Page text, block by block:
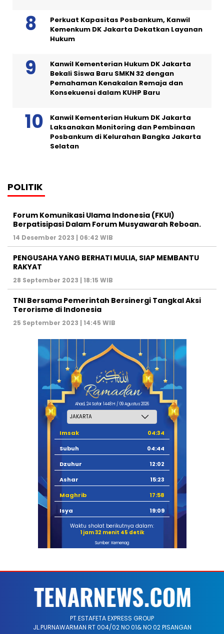
Perkuat Kapasitas Posbankum, Kanwil
Kemenkum DK Jakarta Dekatkan Layanan
Hukum
Kanwil Kementerian Hukum DK Jakarta
Bekali Siswa Baru SMKN 32 dengan
Pemahaman Kenakalan Remaja dan
Konsekuensi dalam KUHP Baru
Kanwil Kementerian Hukum DK Jakarta
Laksanakan Monitoring dan Pembinaan
Posbankum di Kelurahan Bangka Jakarta
Selatan
POLITIK
Forum Komunikasi Ulama Indonesia (FKUI)
Berpatisipasi Dalam Forum Musyawarah Reboan.
14 Desember 2023 | 06:42 WIB
PENGUSAHA YANG BERHATI MULIA, SIAP MEMBANTU
RAKYAT
28 September 2023 | 18:15 WIB
TNI Bersama Pemerintah Bersinergi Tangkal Aksi
Terorisme di Indonesia
25 September 2023 | 14:45 WIB
Ahad, 24 Safar 1448 H / 09 Agustus 2026
Imsak
04:34
Subuh
04:44
Dzuhur
12:02
Ashar
15:23
Maghrib
17:58
Isya
19:09
Waktu sholat berikutnya dalam:
1 jam 32 menit 45 detik
Sumber: Kemenag
PT.ESTAFETA EXPRESS GROUP
JL.PURNAWARMAN RT 004/02 NO 01& NO 02 PISANGAN